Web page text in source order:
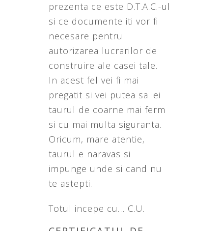
prezenta ce este D.T.A.C.-ul
si ce documente iti vor fi
necesare pentru
autorizarea lucrarilor de
construire ale casei tale.
In acest fel vei fi mai
pregatit si vei putea sa iei
taurul de coarne mai ferm
si cu mai multa siguranta.
Oricum, mare atentie,
taurul e naravas si
impunge unde si cand nu
te astepti.
Totul incepe cu… C.U.